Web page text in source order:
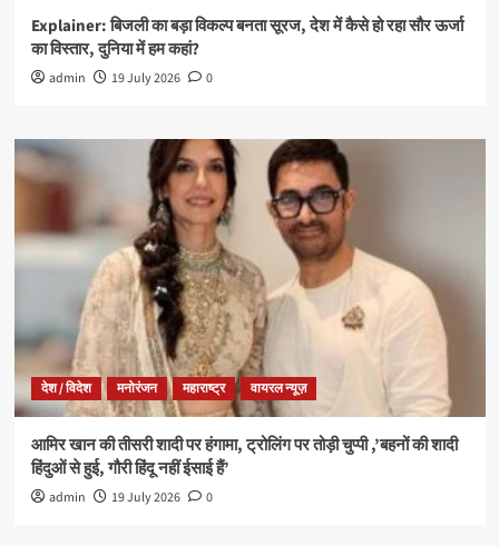
Explainer: बिजली का बड़ा विकल्प बनता सूरज, देश में कैसे हो रहा सौर ऊर्जा
का विस्तार, दुनिया में हम कहां?
admin 19 July 2026 0
देश / विदेश मनोरंजन महाराष्ट्र वायरल न्यूज़
आमिर खान की तीसरी शादी पर हंगामा, ट्रोलिंग पर तोड़ी चुप्पी ,’बहनों की शादी
हिंदुओं से हुई, गौरी हिंदू नहीं ईसाई हैं’
admin 19 July 2026 0